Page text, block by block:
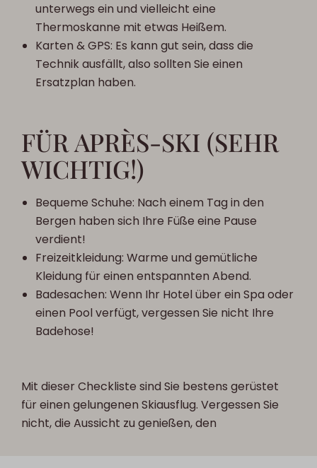
unterwegs ein und vielleicht eine
Thermoskanne mit etwas Heißem.
Karten & GPS: Es kann gut sein, dass die
Technik ausfällt, also sollten Sie einen
Ersatzplan haben.
FÜR APRÈS-SKI (SEHR
WICHTIG!)
Bequeme Schuhe: Nach einem Tag in den
Bergen haben sich Ihre Füße eine Pause
verdient!
Freizeitkleidung: Warme und gemütliche
Kleidung für einen entspannten Abend.
Badesachen: Wenn Ihr Hotel über ein Spa oder
einen Pool verfügt, vergessen Sie nicht Ihre
Badehose!
Mit dieser Checkliste sind Sie bestens gerüstet
für einen gelungenen Skiausflug. Vergessen Sie
nicht, die Aussicht zu genießen, den